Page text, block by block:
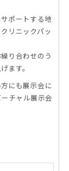
ポートする地
リニックパッ
り合わせのう
ます。
にも展示会に
チャル展示会